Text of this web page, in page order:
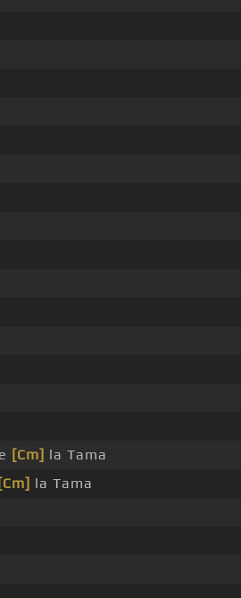
[Cm] la Tama
[Cm] la Tama